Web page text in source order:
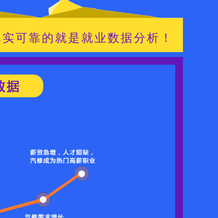
可靠的就是就业数据分析！